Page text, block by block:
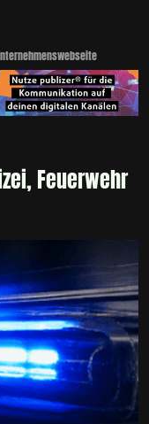
Feuerwehr